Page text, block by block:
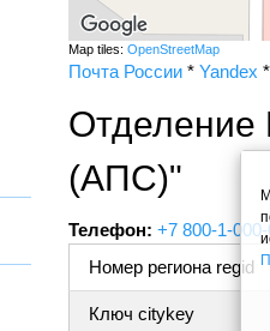
Map tiles: OpenStreetMap
Почта России * Yandex *
Отделение
(АПС)"
Телефон: +7 800-1-
Номер региона regid
Ключ citykey